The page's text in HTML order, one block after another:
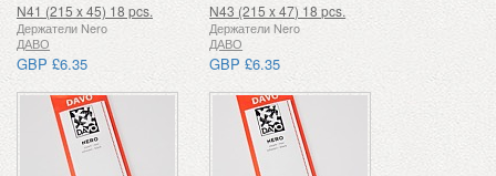
N41 (215 x 45) 18 pcs.
Держатели Nero
ДАВО
GBP £6.35
N43 (215 x 47) 18 pcs.
Держатели Nero
ДАВО
GBP £6.35